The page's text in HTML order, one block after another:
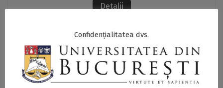
Detalii
Confidențialitatea dvs.